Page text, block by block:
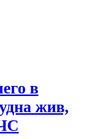
в
жив,